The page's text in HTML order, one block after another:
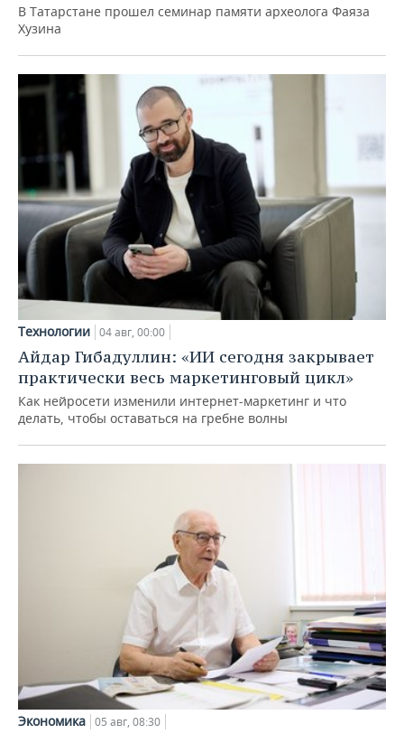
В Татарстане прошел семинар памяти археолога Фаяза
Хузина
Технологии 04 авг, 00:00
Айдар Гибадуллин: «ИИ сегодня закрывает
практически весь маркетинговый цикл»
Как нейросети изменили интернет-маркетинг и что
делать, чтобы оставаться на гребне волны
Экономика 05 авг, 08:30